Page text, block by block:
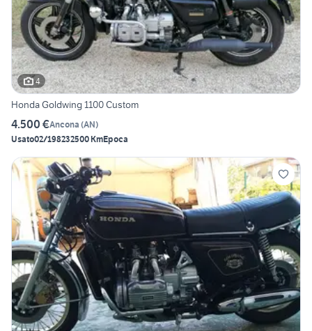
4
Honda Goldwing 1100 Custom
4.500 €Ancona (AN)
Usato02/198232500 KmEpoca